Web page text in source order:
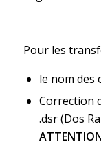
Pour les
le nom des
Correction
.dsr (Dos